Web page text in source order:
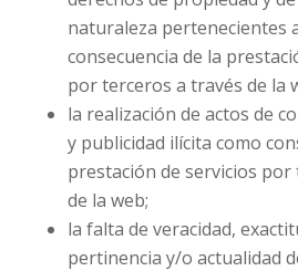
naturaleza pertenecientes
consecuencia de la
por terceros a través de la
la realización de actos de
y publicidad ilícita como
prestación de servicios
de la web;
la falta de veracidad,
pertinencia y/o actualidad